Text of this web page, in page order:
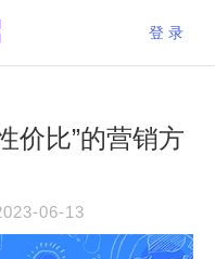
登 录
价比”的营销方
06-13